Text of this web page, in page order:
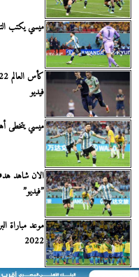
ميسي يكتب التاريخ
فيديو
ميسي يتخطى
”فيديو”
2022